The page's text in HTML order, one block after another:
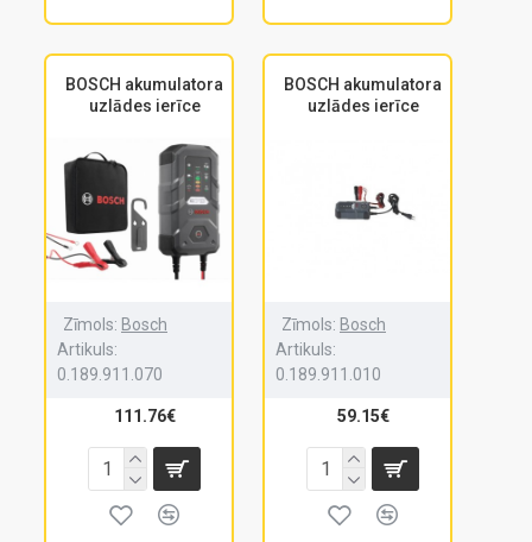
BOSCH akumulatora
uzlādes ierīce
Zīmols: Bosch
Artikuls:
0.189.911.070
111.76€
BOSCH akumulatora
uzlādes ierīce
Zīmols: Bosch
Artikuls:
0.189.911.010
59.15€